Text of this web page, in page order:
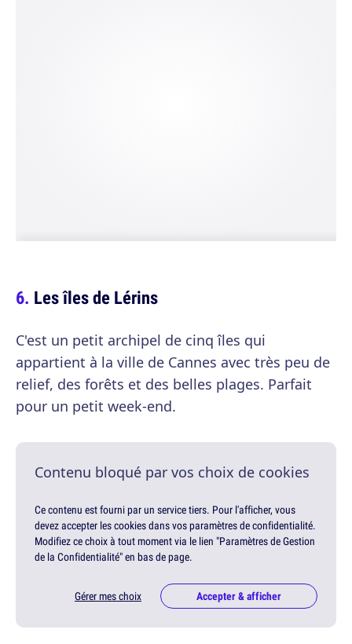
Les îles de Lérins
C'est un petit archipel de cinq îles qui
appartient à la ville de Cannes avec très peu de
relief, des forêts et des belles plages. Parfait
pour un petit week-end.
Contenu bloqué par vos choix de cookies
Ce contenu est fourni par un service tiers. Pour l'afficher, vous
devez accepter les cookies dans vos paramètres de confidentialité.
Modifiez ce choix à tout moment via le lien "Paramètres de Gestion
de la Confidentialité" en bas de page.
Gérer mes choix Accepter & afficher